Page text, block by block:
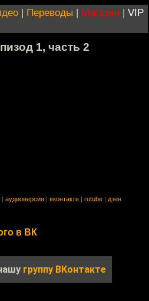
| Переводы | Магазин | VIP
1, часть 2
аудиоверсия вконтакте rutube дзен
в ВК
группу ВКонтакте